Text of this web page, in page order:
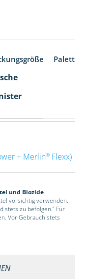
+ Merlin®Flexx)
und Biozide
vorsichtig verwenden.
stets zu befolgen.“ Für
Vor Gebrauch stets